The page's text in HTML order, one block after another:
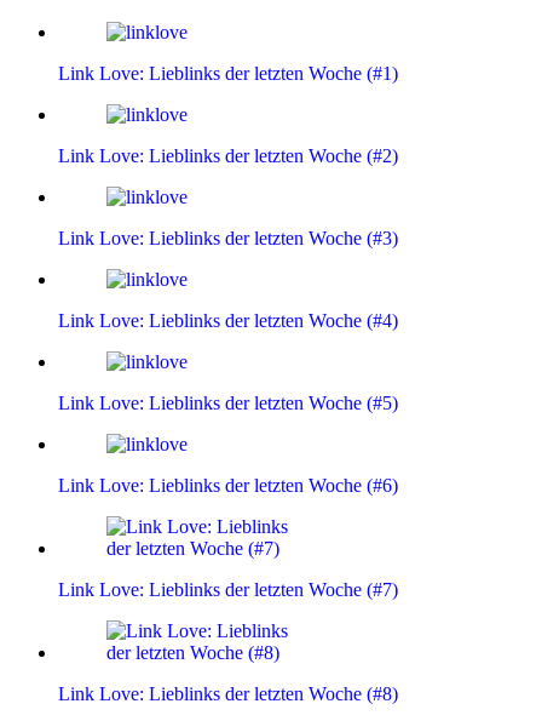
Link Love: Lieblinks der letzten Woche (#1)
Link Love: Lieblinks der letzten Woche (#2)
Link Love: Lieblinks der letzten Woche (#3)
Link Love: Lieblinks der letzten Woche (#4)
Link Love: Lieblinks der letzten Woche (#5)
Link Love: Lieblinks der letzten Woche (#6)
Link Love: Lieblinks der letzten Woche (#7)
Link Love: Lieblinks der letzten Woche (#8)